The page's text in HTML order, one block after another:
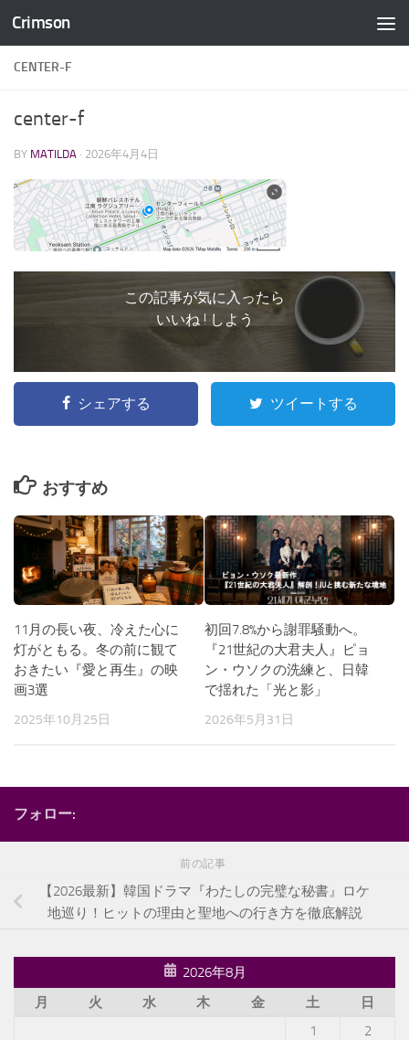
コンテンツへスキップ
Crimson
CENTER-F
center-f
BY MATILDA · 2026年4月4日
この記事が気に入ったら
いいね ! しよう
シェアする ツイートする
おすすめ
11月の長い夜、冷えた心に
灯がともる。冬の前に観て
おきたい『愛と再生』の映
画3選
2025年10月25日
初回7.8%から謝罪騒動へ。
『21世紀の大君夫人』ピョ
ン・ウソクの洗練と、日韓
で揺れた「光と影」
2026年5月31日
フォロー:
前の記事
【2026最新】韓国ドラマ『わたしの完璧な秘書』ロケ
地巡り！ヒットの理由と聖地への行き方を徹底解説
2026年8月
月
火 水 木 金 土
日
1
2